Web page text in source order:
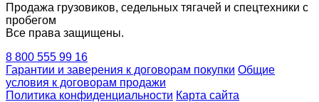
Продажа грузовиков, седельных тягачей и спецтехники с
пробегом
Все права защищены.
8 800 555 99 16
Гарантии и заверения к договорам покупки Общие
условия к договорам продажи
Политика конфиденциальности Карта сайта